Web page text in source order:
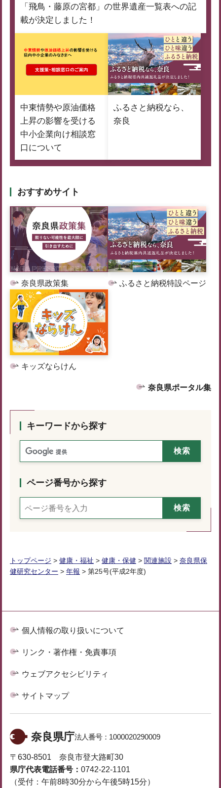
「飛鳥・藤原の宮都」の世界遺産一覧表への記
載が決定しました！
中東情勢や原油価格
上昇の影響を受ける
中小企業向け相談窓
口について
ふるさと納税なら、
奈良
おすすめサイト
奈良県政策集 ふるさと納税特設ページ
キッズならけん
奈良県ポータル集
キーワードから探す
ページ番号から探す
トップページ > 健康・福祉 > 健康・保健 > 関連施設 > 奈良県保
健研究センター > 年報 > 第25号(平成2年度)
個人情報の取り扱いについて
リンク・著作権・免責事項
ウェブアクセシビリティ
サイトマップ
奈良県庁法人番号： 1000020290009
〒630-8501 奈良市登大路町30
県庁代表電話番号： 0742-22-1101
（受付：午前8時30分から午後5時15分）